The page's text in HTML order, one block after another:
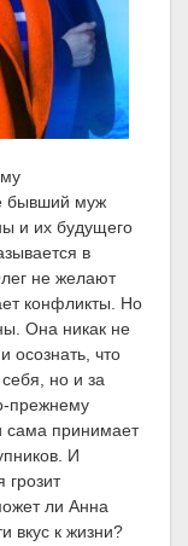
бывший муж
и их будущего
в
не желают
конфликты. Но
Она никак не
осознать, что
но и за
прежнему
сама принимает
И
грозит
ли Анна
вкус к жизни?